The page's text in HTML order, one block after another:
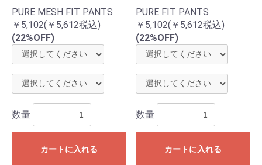
PURE MESH FIT PANTS
￥5,102(￥5,612税込)
(22%OFF)
数量
カートに入れる
PURE FIT PANTS
￥5,102(￥5,612税込)
(22%OFF)
数量
カートに入れる